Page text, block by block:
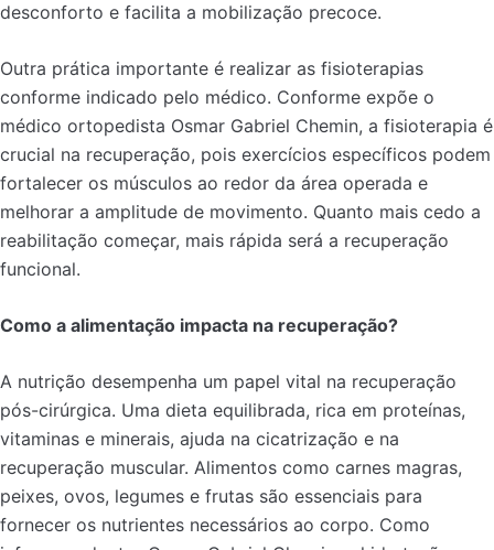
desconforto e facilita a mobilização precoce.
Outra prática importante é realizar as fisioterapias
conforme indicado pelo médico. Conforme expõe o
médico ortopedista Osmar Gabriel Chemin, a fisioterapia é
crucial na recuperação, pois exercícios específicos podem
fortalecer os músculos ao redor da área operada e
melhorar a amplitude de movimento. Quanto mais cedo a
reabilitação começar, mais rápida será a recuperação
funcional.
Como a alimentação impacta na recuperação?
A nutrição desempenha um papel vital na recuperação
pós-cirúrgica. Uma dieta equilibrada, rica em proteínas,
vitaminas e minerais, ajuda na cicatrização e na
recuperação muscular. Alimentos como carnes magras,
peixes, ovos, legumes e frutas são essenciais para
fornecer os nutrientes necessários ao corpo. Como